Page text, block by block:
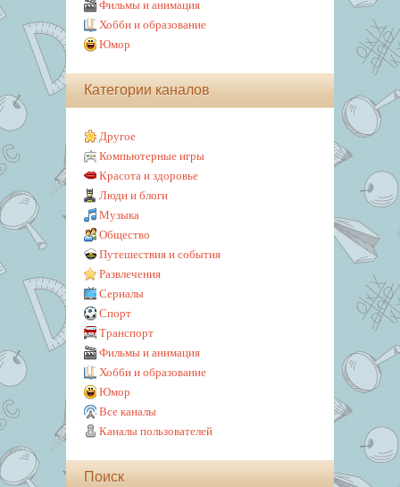
Фильмы и анимация
Хобби и образование
Юмор
Категории каналов
Другое
Компьютерные игры
Красота и здоровье
Люди и блоги
Музыка
Общество
Путешествия и события
Развлечения
Сериалы
Спорт
Транспорт
Фильмы и анимация
Хобби и образование
Юмор
Все каналы
Каналы пользователей
Поиск